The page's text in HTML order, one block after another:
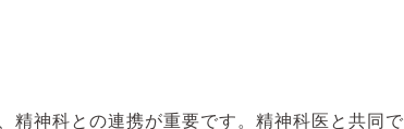
精神科との連携が重要です。精神科医と共同で